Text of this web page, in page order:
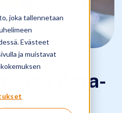
joka tallennetaan
Evästeet
ja muistavat
tehoa data-